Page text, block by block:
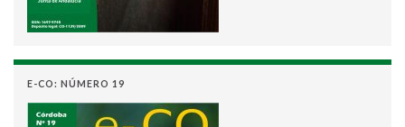
E-CO: NÚMERO 19